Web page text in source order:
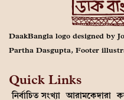
DaakBangla logo designed by
Partha Dasgupta, Footer
Quick Links
নির্বাচিত সংখ্যা আরামকেদারা